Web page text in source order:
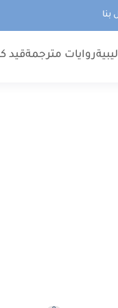
بنا
روايات مترجمةقيد